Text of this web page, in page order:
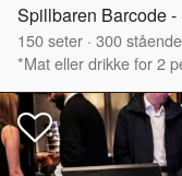
Spillbaren Barcode
150seter · 300stående
*Mat eller drikke for 2